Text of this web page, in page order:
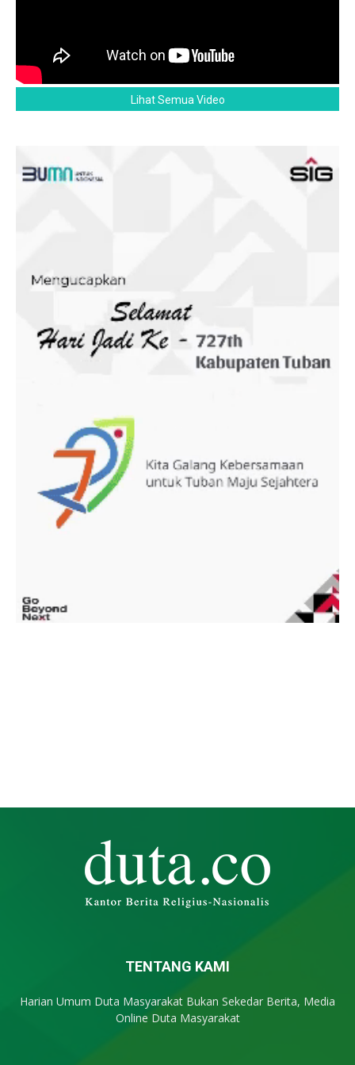
Lihat Semua Video
TENTANG KAMI
Harian Umum Duta Masyarakat Bukan Sekedar Berita, Media
Online Duta Masyarakat